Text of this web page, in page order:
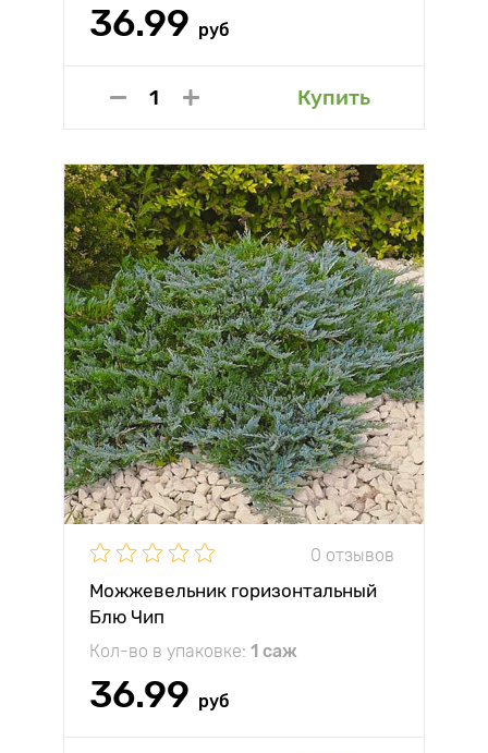
36.99 руб
Купить
0 отзывов
Можжевельник горизонтальный
Блю Чип
Кол-во в упаковке: 1 саж
36.99 руб